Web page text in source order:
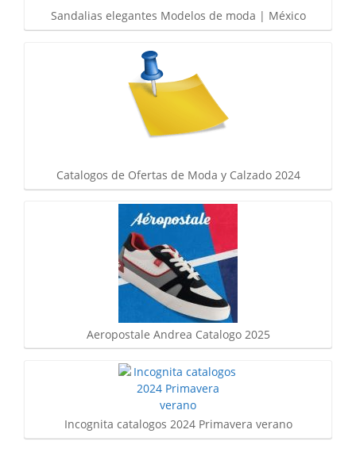
Sandalias elegantes Modelos de moda | México
Catalogos de Ofertas de Moda y Calzado 2024
Aeropostale Andrea Catalogo 2025
Incognita catalogos 2024 Primavera verano